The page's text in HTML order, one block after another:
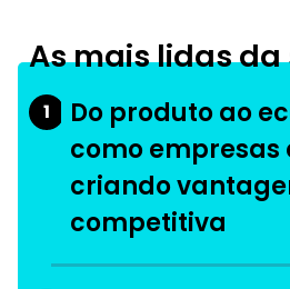
As mais lidas
1
Do produto ao
como empresas
criando
competitiva